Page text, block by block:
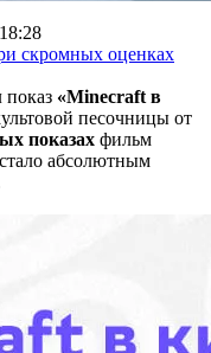
скромных оценках
показ «Minecraft в
песочницы от
показах фильм
абсолютным